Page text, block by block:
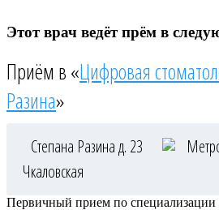
Этот врач ведёт прём в
Приём в «Цифровая
Разина»
Степана Разина д. 23
Чкаловская
Первичный прием по специализации